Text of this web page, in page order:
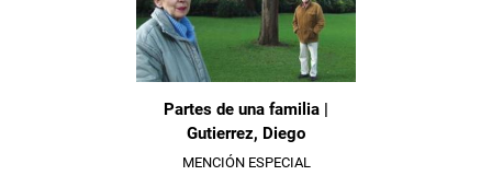
Partes de una familia |
Gutierrez, Diego
MENCIÓN ESPECIAL